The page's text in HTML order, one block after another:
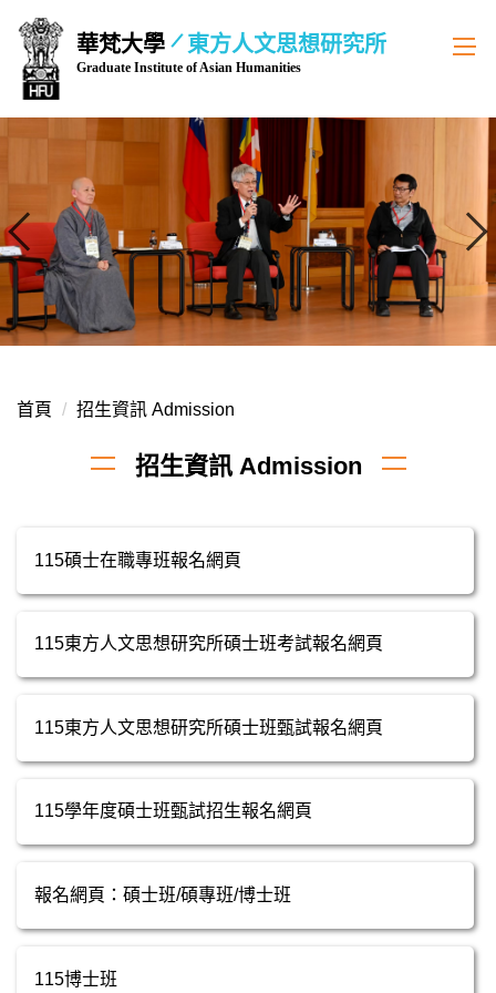
跳
到
主
要
內
華梵大學 東方人文思想研究所
Graduate Institute of Asian Humanities
首頁 招生資訊 Admission
招生資訊 Admission
115碩士在職專班報名網頁
115東方人文思想研究所碩士班考試報名網頁
115東方人文思想研究所碩士班甄試報名網頁
115學年度碩士班甄試招生報名網頁
報名網頁：碩士班/碩專班/博士班
115博士班